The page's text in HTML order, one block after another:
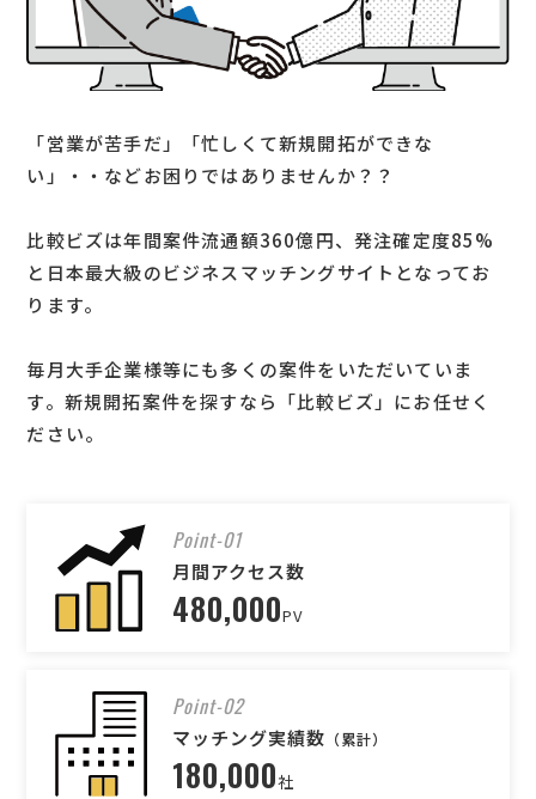
「営業が苦手だ」「忙しくて新規開拓ができな
い」・・などお困りではありませんか？？
比較ビズは年間案件流通額360億円、発注確定度85%
と日本最大級のビジネスマッチングサイトとなってお
ります。
毎月大手企業様等にも多くの案件をいただいていま
す。新規開拓案件を探すなら「比較ビズ」にお任せく
ださい。
Point-01
月間アクセス数
480,000PV
Point-02
マッチング実績数 （累計）
180,000社